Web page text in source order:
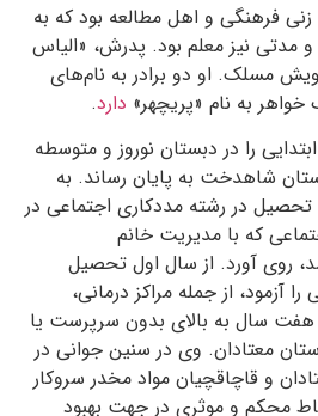
زنی فرهنگی و اهل مطالعه بود که به
مدتی نیز معلم بود. پدرش، «الیاس
مسلک. او دو برادر به نام‌های
به نام «پریچهر» دارد.
را در دبستان نوروز و متوسطه
شاهدخت به پایان رساند. به
در رشته مددکاری اجتماعی در
که با مدیریت خانم
روی آورد. از سال اول تحصیل
آزمود، از جمله مراکز درمانی،
هفت سال به بالای بدون سرپرست یا
معتادان. وی در سنین جوانی در
و قاچاقچیان مواد مخدر سروکار
محکم و موثری در جهت بهبود